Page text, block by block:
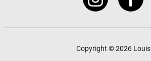
Copyright © 2026 Louis